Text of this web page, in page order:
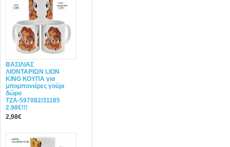
ΒΑΣΙΛΙΑΣ
ΛΙΟΝΤΑΡΙΩΝ LION
KING ΚΟΥΠΑ για
μπομπονιέρες γούρι
δώρο
ΤΖΑ-597082/31185
2.98€!!!
2,98€